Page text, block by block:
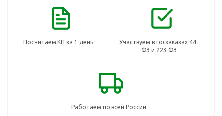
Посчитаем КП за 1 день
Участвуем в госзаказах 44-
ФЗ и 223-ФЗ
Работаем по всей России